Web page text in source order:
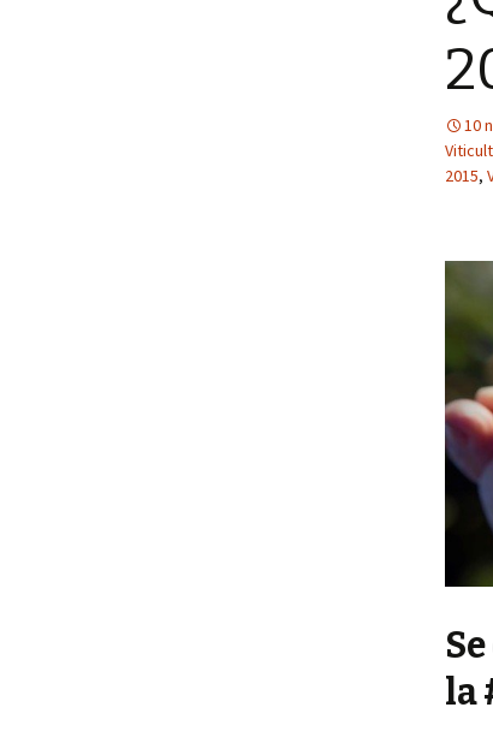
10
2015,
la